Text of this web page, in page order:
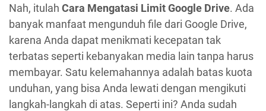
Nah, itulah Cara Mengatasi Limit Google Drive. Ada
banyak manfaat mengunduh file dari Google Drive,
karena Anda dapat menikmati kecepatan tak
terbatas seperti kebanyakan media lain tanpa harus
membayar. Satu kelemahannya adalah batas kuota
unduhan, yang bisa Anda lewati dengan mengikuti
langkah-langkah di atas. Seperti ini? Anda sudah